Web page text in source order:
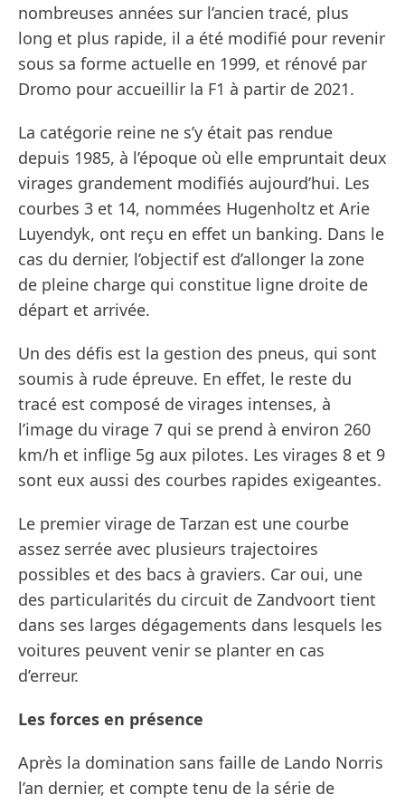
nombreuses années sur l’ancien tracé, plus
long et plus rapide, il a été modifié pour revenir
sous sa forme actuelle en 1999, et rénové par
Dromo pour accueillir la F1 à partir de 2021.
La catégorie reine ne s’y était pas rendue
depuis 1985, à l’époque où elle empruntait deux
virages grandement modifiés aujourd’hui. Les
courbes 3 et 14, nommées Hugenholtz et Arie
Luyendyk, ont reçu en effet un banking. Dans le
cas du dernier, l’objectif est d’allonger la zone
de pleine charge qui constitue ligne droite de
départ et arrivée.
Un des défis est la gestion des pneus, qui sont
soumis à rude épreuve. En effet, le reste du
tracé est composé de virages intenses, à
l’image du virage 7 qui se prend à environ 260
km/h et inflige 5g aux pilotes. Les virages 8 et 9
sont eux aussi des courbes rapides exigeantes.
Le premier virage de Tarzan est une courbe
assez serrée avec plusieurs trajectoires
possibles et des bacs à graviers. Car oui, une
des particularités du circuit de Zandvoort tient
dans ses larges dégagements dans lesquels les
voitures peuvent venir se planter en cas
d’erreur.
Les forces en présence
Après la domination sans faille de Lando Norris
l’an dernier, et compte tenu de la série de